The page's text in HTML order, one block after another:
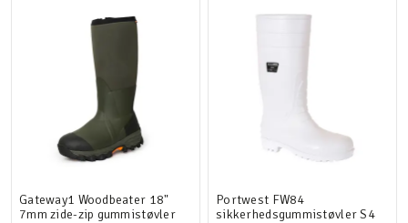
Gateway1 Woodbeater 18"
7mm zide-zip gummistøvler
Portwest FW84
sikkerhedsgummistøvler S4